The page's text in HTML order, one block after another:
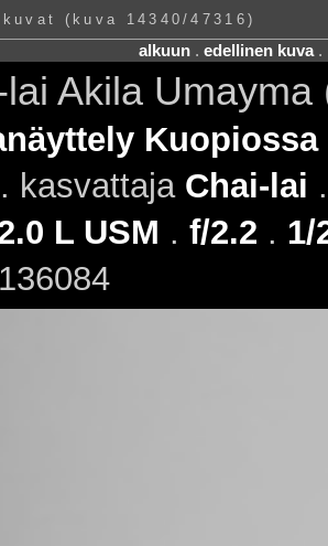
(kuva 14340/47316)
alkuun. edellinen kuva.
lai Akila
Kuopiossa
kasvattaja Chai-lai
L USM . f/2.2 . 1/